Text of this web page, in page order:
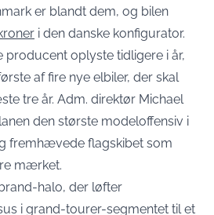
er blandt dem, og bilen
i den danske konfigurator.
producent oplyste tidligere i år,
af fire nye elbiler, der skal
tre år. Adm. direktør Michael
den største modeloffensiv i
fremhævede flagskibet som
mærket.
halo, der løfter
i grand-tourer-segmentet til et